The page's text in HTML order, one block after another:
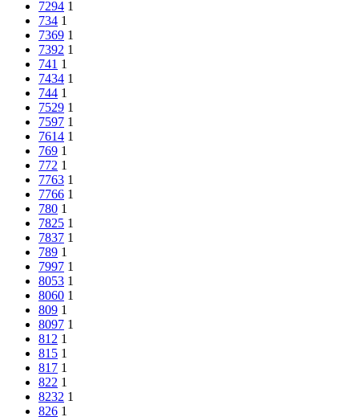
7294 1
734 1
7369 1
7392 1
741 1
7434 1
744 1
7529 1
7597 1
7614 1
769 1
772 1
7763 1
7766 1
780 1
7825 1
7837 1
789 1
7997 1
8053 1
8060 1
809 1
8097 1
812 1
815 1
817 1
822 1
8232 1
826 1